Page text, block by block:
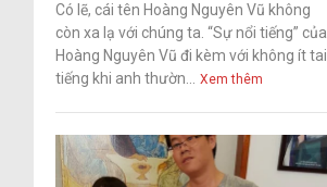
Có lẽ, cái tên Hoàng Nguyên Vũ không
còn xa lạ với chúng ta. “Sự nổi tiếng” của
Hoàng Nguyên Vũ đi kèm với không ít tai
tiếng khi anh thườn...
Xem thêm